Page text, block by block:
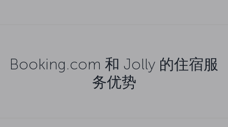
Booking.com 和 Jolly 的住宿服
务优势